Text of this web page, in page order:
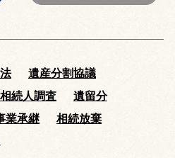
遺産分割協議
相続人調査
遺留分
業承継
相続放棄